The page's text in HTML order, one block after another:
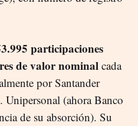
participaciones
de valor nominal cada
por Santander
(ahora Banco
de su absorción). Su